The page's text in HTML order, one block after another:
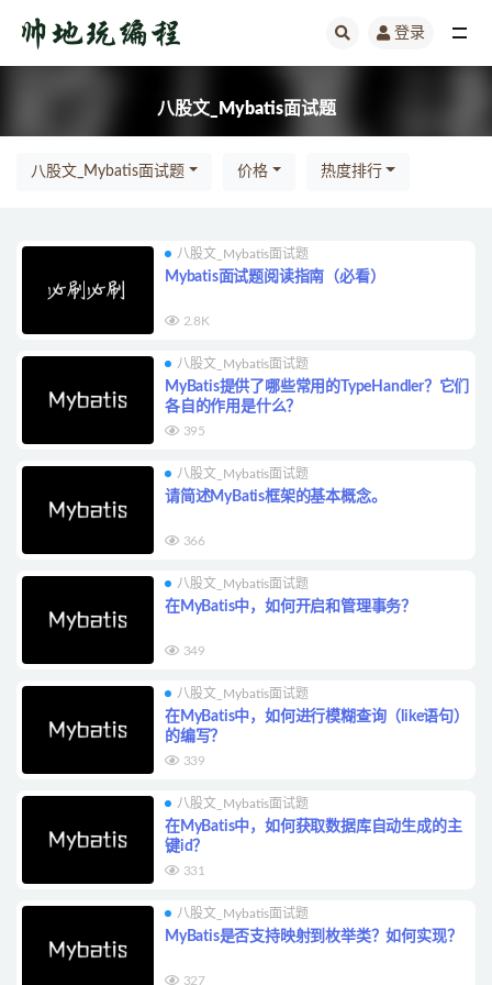
登录
八股文_Mybatis面试题
八股文_Mybatis面试题 价格 热度排行
八股文_Mybatis面试题
Mybatis面试题阅读指南（必看）
2.8K
八股文_Mybatis面试题
MyBatis提供了哪些常用的TypeHandler？它们
各自的作用是什么？
395
八股文_Mybatis面试题
请简述MyBatis框架的基本概念。
366
八股文_Mybatis面试题
在MyBatis中，如何开启和管理事务？
349
八股文_Mybatis面试题
在MyBatis中，如何进行模糊查询（like语句）
的编写？
339
八股文_Mybatis面试题
在MyBatis中，如何获取数据库自动生成的主
键id？
331
八股文_Mybatis面试题
MyBatis是否支持映射到枚举类？如何实现？
327